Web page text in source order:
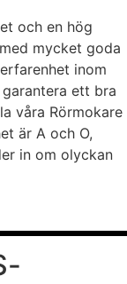
och en hög
mycket goda
inom
ett bra
våra Rörmokare
är A och O,
in om olyckan